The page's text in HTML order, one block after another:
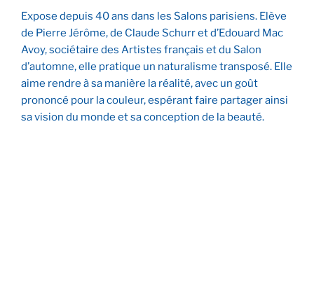
Expose depuis 40 ans dans les Salons parisiens. Elève
de Pierre Jérôme, de Claude Schurr et d’Edouard Mac
Avoy, sociétaire des Artistes français et du Salon
d’automne, elle pratique un naturalisme transposé. Elle
aime rendre à sa manière la réalité, avec un goût
prononcé pour la couleur, espérant faire partager ainsi
sa vision du monde et sa conception de la beauté.